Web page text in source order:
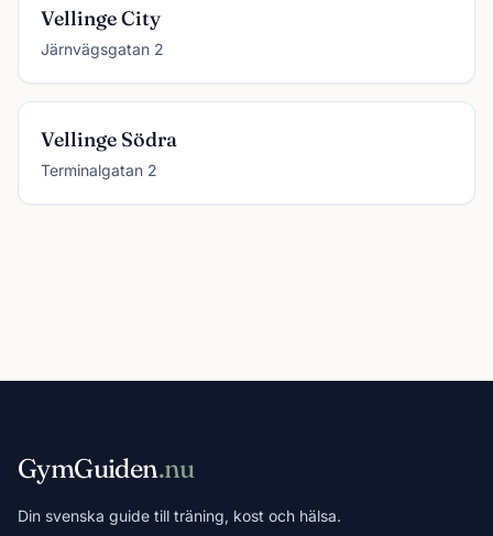
Vellinge City
Järnvägsgatan 2
Vellinge Södra
Terminalgatan 2
GymGuiden.nu
Din svenska guide till träning, kost och hälsa.